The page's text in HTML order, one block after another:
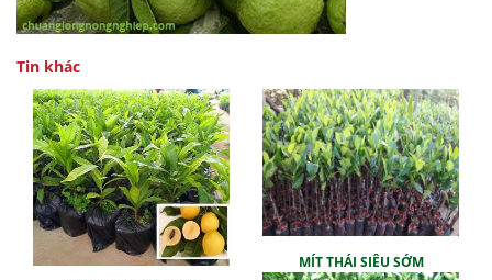
Tin khác
MÍT THÁI SIÊU SỚM